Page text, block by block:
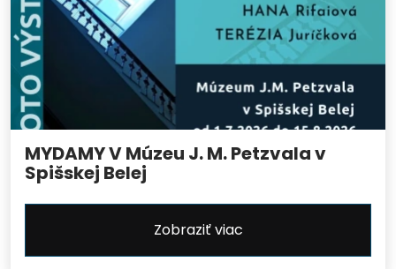
MYDAMY V Múzeu J. M. Petzvala v
Spišskej Belej
Zobraziť viac